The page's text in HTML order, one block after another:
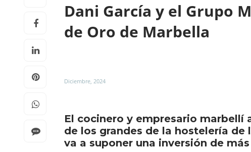
Dani García y el Grupo
de Oro de Marbella
Diciembre, 2024
El cocinero y empresario marbellí
de los grandes de la hostelería
va a suponer una inversión de